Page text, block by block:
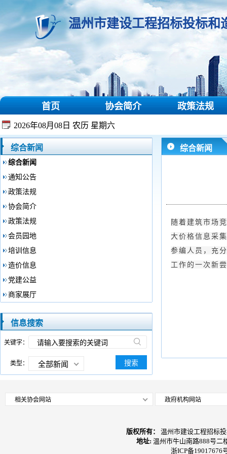
温州市建设工程招标投标和
首页 协会简介 政策法规
2026年08月08日 农历 星期六
综合新闻
综合新闻
通知公告
政策法规
协会简介
政策法规
会员园地
培训信息
造价信息
党建公益
商家展厅
综合新闻
随着建筑市场
大价格信息采
参编人员，充
工作的一次新
信息搜索
关键字：
类型： 全部新闻 搜索
相关协会网站 政府机构网站
版权所有： 温州市建设工程招标
地址: 温州市牛山南路888号二
浙ICP备19017676